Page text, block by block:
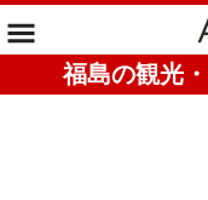
福島の観光